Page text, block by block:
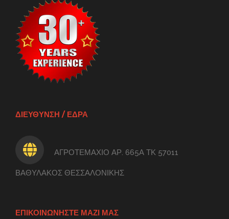
ΔΙΕΥΘΥΝΣΗ / ΕΔΡΑ
ΑΓΡΟΤΕΜΑΧΙΟ ΑΡ. 665Α ΤΚ 57011
ΒΑΘΥΛΑΚΟΣ ΘΕΣΣΑΛΟΝΙΚΗΣ
ΕΠΙΚΟΙΝΩΝΗΣΤΕ ΜΑΖΙ ΜΑΣ